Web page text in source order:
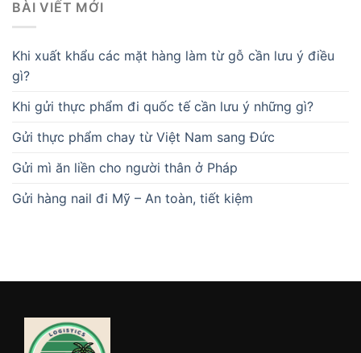
BÀI VIẾT MỚI
Khi xuất khẩu các mặt hàng làm từ gỗ cần lưu ý điều
gì?
Khi gửi thực phẩm đi quốc tế cần lưu ý những gì?
Gửi thực phẩm chay từ Việt Nam sang Đức
Gửi mì ăn liền cho người thân ở Pháp
Gửi hàng nail đi Mỹ – An toàn, tiết kiệm